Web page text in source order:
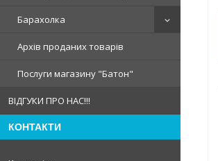
Барахолка
Архів проданих товарів
Послуги магазину "Батон"
ВІДГУКИ ПРО НАС!!!
КОНТАКТИ